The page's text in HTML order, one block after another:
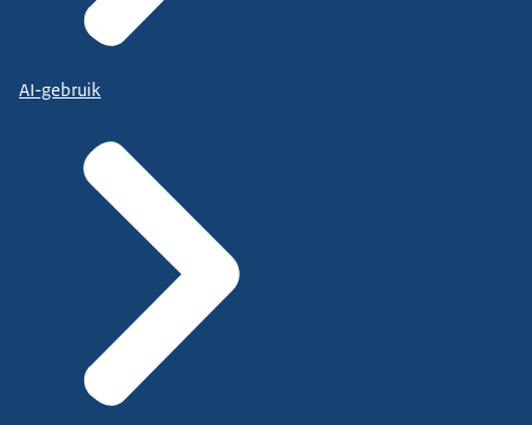
AI-gebruik